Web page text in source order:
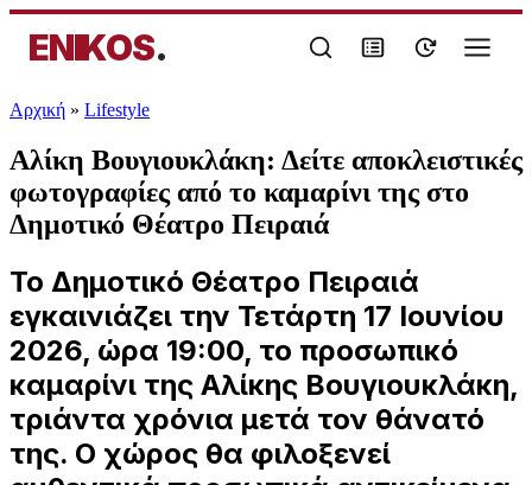
ENIKOS.
Αρχική » Lifestyle
Αλίκη Βουγιουκλάκη: Δείτε αποκλειστικές
φωτογραφίες από το καμαρίνι της στο
Δημοτικό Θέατρο Πειραιά
Το Δημοτικό Θέατρο Πειραιά
εγκαινιάζει την Τετάρτη 17 Ιουνίου
2026, ώρα 19:00, το προσωπικό
καμαρίνι της Αλίκης Βουγιουκλάκη,
τριάντα χρόνια μετά τον θάνατό
της. Ο χώρος θα φιλοξενεί